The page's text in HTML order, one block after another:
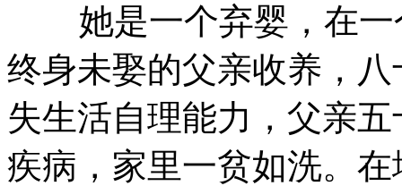
她是一个弃婴，在一
终身未娶的父亲收养，
失生活自理能力，父亲
疾病，家里一贫如洗。